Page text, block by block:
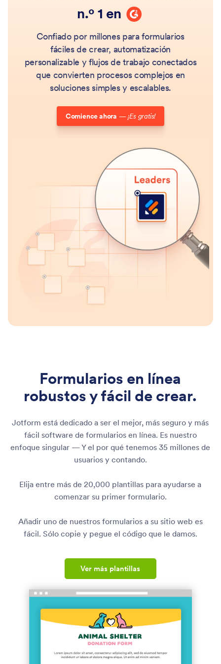
n.º 1 en G2
Confiado por millones para formularios
fáciles de crear, automatización
personalizable y flujos de trabajo conectados
que convierten procesos complejos en
soluciones simples y escalables.
Comience ahora —¡Es gratis!
Formularios en línea
robustos y fácil de crear.
Jotform está dedicado a ser el mejor, más seguro y más
fácil software de formularios en línea. Es nuestro
enfoque singular — Y el por qué tenemos 35 millones de
usuarios y contando.
Elija entre más de 20,000 plantillas para ayudarse a
comenzar su primer formulario.
Añadir uno de nuestros formularios a su sitio web es
fácil. Sólo copie y pegue el código que le damos.
Ver más plantillas